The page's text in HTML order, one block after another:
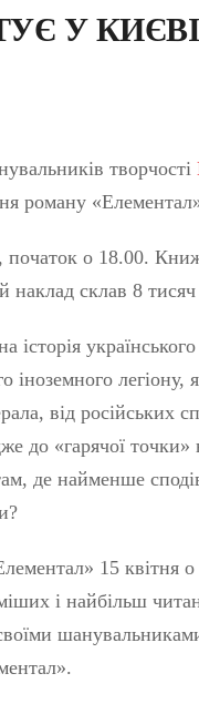
У КИЄВІ
творчості
роману
початок о 18.00.
наклад склав 8 тисяч
історія
легіону,
від російських
до «гарячої точки»
де найменше
15 квітня о
і найбільш